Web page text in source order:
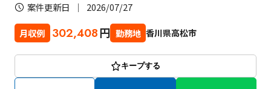
案件更新日 2026/07/27
月収例 302,408円 勤務地 香川県高松市
キープする